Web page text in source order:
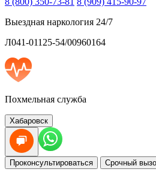
Выездная наркология 24/7
Л041-01125-54/00960164
Похмельная служба
Хабаровск
Проконсультироваться Срочный